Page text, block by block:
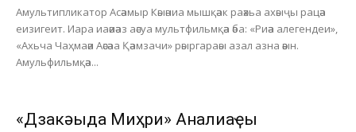
Амультипликатор Асәамыр Кәыәниа мышқәак раәхьа ахәыҷы рацәа
еизигеит. Иара иаәиәаз аәсуа мультфильмқәа әба: «Риәа алегендеи»,
«Ахьча Чаҳмаәи Аәсәаа Қәамзачи» рәыргараәы азал азна әәын.
Амульфильмқәа...
«Дзакәыда Миҳри» Анҭалиаҿы